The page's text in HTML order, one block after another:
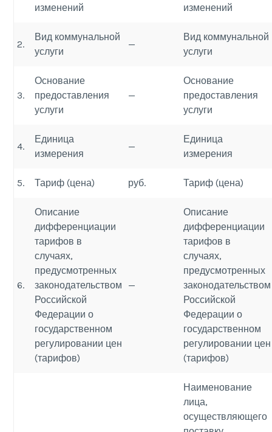
изменений
изменений
2.
Вид коммунальной
услуги
—
Вид коммунальной
услуги
3.
Основание
предоставления
услуги
—
Основание
предоставления
услуги
4.
Единица
измерения
—
Единица
измерения
5. Тариф (цена) руб. Тариф (цена)
6.
Описание
дифференциации
тарифов в
случаях,
предусмотренных
законодательством
Российской
Федерации о
государственном
регулировании цен
(тарифов)
—
Описание
дифференциации
тарифов в
случаях,
предусмотренных
законодательством
Российской
Федерации о
государственном
регулировании цен
(тарифов)
Наименование
лица,
осуществляющего